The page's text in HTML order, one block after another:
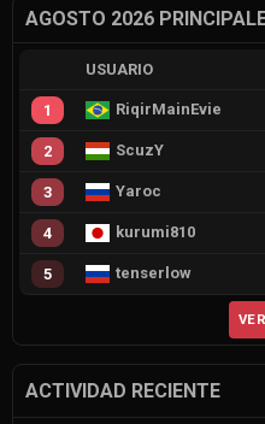
AGOSTO 2026
USUARIO
1 RiqirMainEvie
2 ScuzY
3 Yaroc
4 kurumi810
5 tenserlow
ACTIVIDAD RECIENTE